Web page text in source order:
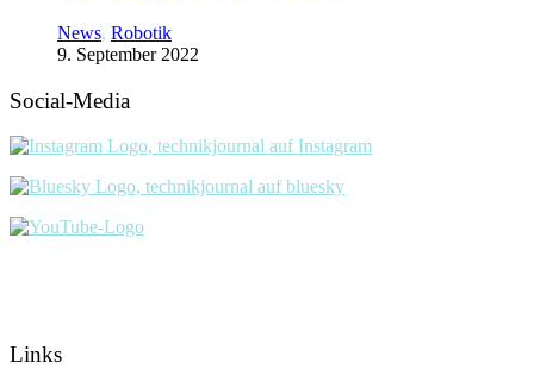
News, Robotik
9. September 2022
Social-Media
Links